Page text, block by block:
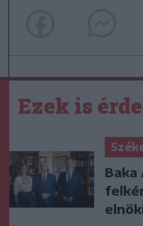
Ezek is
Baka